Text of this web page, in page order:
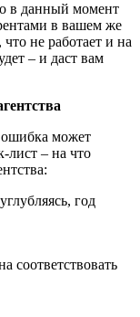
в данный момент
в вашем же
не работает и на
– и даст вам
ошибка может
лист – на что
год
соответствовать